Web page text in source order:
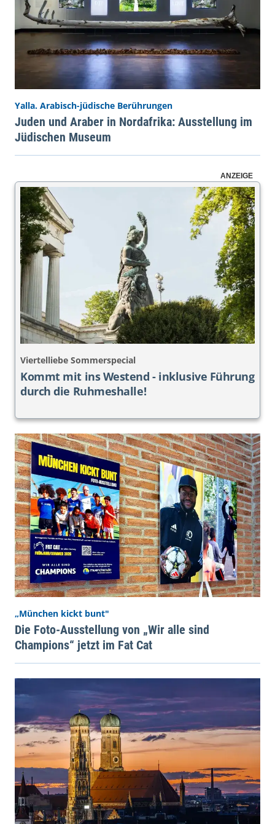
Yalla. Arabisch-jüdische Berührungen
Juden und Araber in Nordafrika: Ausstellung im
Jüdischen Museum
ANZEIGE
Kommt mit ins Westend - inklusive Führung
durch die Ruhmeshalle!
Viertelliebe Sommerspecial
„München kickt bunt"
Die Foto-Ausstellung von „Wir alle sind
Champions“ jetzt im Fat Cat